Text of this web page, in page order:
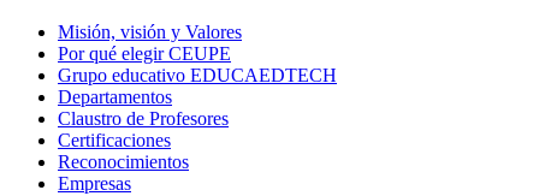
Misión, visión y Valores
Por qué elegir CEUPE
Grupo educativo EDUCAEDTECH
Departamentos
Claustro de Profesores
Certificaciones
Reconocimientos
Empresas